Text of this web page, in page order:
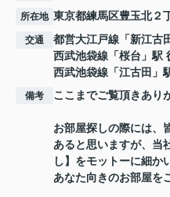
所在地 東京都練馬区豊玉北２
交通 都営大江戸線 「 新江古
西武池袋線 「 桜台 」駅
西武池袋線 「 江古田 」
備考 ここまでご覧頂きあり
お部屋探しの際には、
あると思いますが、当
し】をモットーに細か
あなた向きのお部屋を